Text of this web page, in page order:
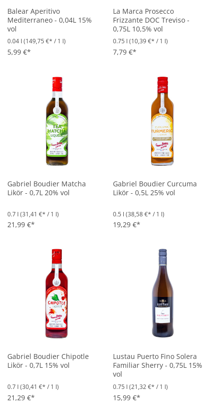
Balear Aperitivo
Mediterraneo - 0,04L 15%
vol
0.04 l (149,75 €* / 1 l)
5,99 €*
La Marca Prosecco
Frizzante DOC Treviso -
0,75L 10,5% vol
0.75 l (10,39 €* / 1 l)
7,79 €*
Gabriel Boudier Matcha
Likör - 0,7L 20% vol
0.7 l (31,41 €* / 1 l)
21,99 €*
Gabriel Boudier Curcuma
Likör - 0,5L 25% vol
0.5 l (38,58 €* / 1 l)
19,29 €*
Gabriel Boudier Chipotle
Likör - 0,7L 15% vol
0.7 l (30,41 €* / 1 l)
21,29 €*
Lustau Puerto Fino Solera
Familiar Sherry - 0,75L 15%
vol
0.75 l (21,32 €* / 1 l)
15,99 €*